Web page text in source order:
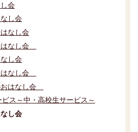
会
し会
なし会
はなし会
し会
はなし会
おはなし会
ス～中・高校生サービス～
し会